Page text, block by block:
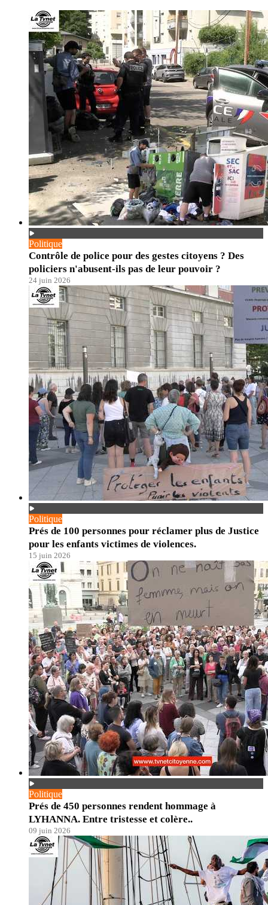
Politique
Contrôle de police pour des gestes citoyens ? Des
policiers n'abusent-ils pas de leur pouvoir ?
24 juin 2026
Politique
Prés de 100 personnes pour réclamer plus de Justice
pour les enfants victimes de violences.
15 juin 2026
Politique
Prés de 450 personnes rendent hommage à
LYHANNA. Entre tristesse et colère..
09 juin 2026